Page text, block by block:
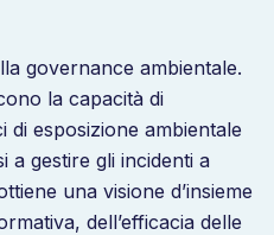
governance ambientale.
la capacità di
di esposizione ambientale
a gestire gli incidenti a
una visione d’insieme
dell’efficacia delle